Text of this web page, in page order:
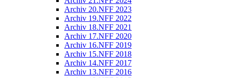
Archiv 20.NFF 2023
Archiv 19.NFF 2022
Archiv 18.NFF 2021
Archiv 17.NFF 2020
Archiv 16.NFF 2019
Archiv 15.NFF 2018
Archiv 14.NFF 2017
Archiv 13.NFF 2016